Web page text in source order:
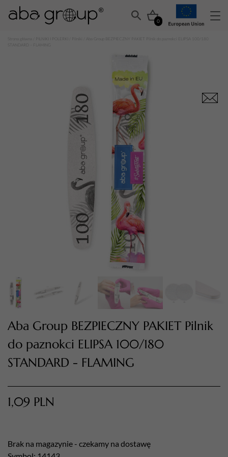
0
TWÓJ KOSZYK (
PILNIKI I POLERKI Pilniki
/ Aba Group BEZPIECZNY PAKIET Pilnik do paznokci ELIPSA 100/180
STANDARD – FLAMING
Aba Group BEZPIECZNY PAKIET Pilnik
do paznokci ELIPSA 100/180
STANDARD - FLAMING
1,09 PLN
Brak na magazynie - czekamy na dostawę